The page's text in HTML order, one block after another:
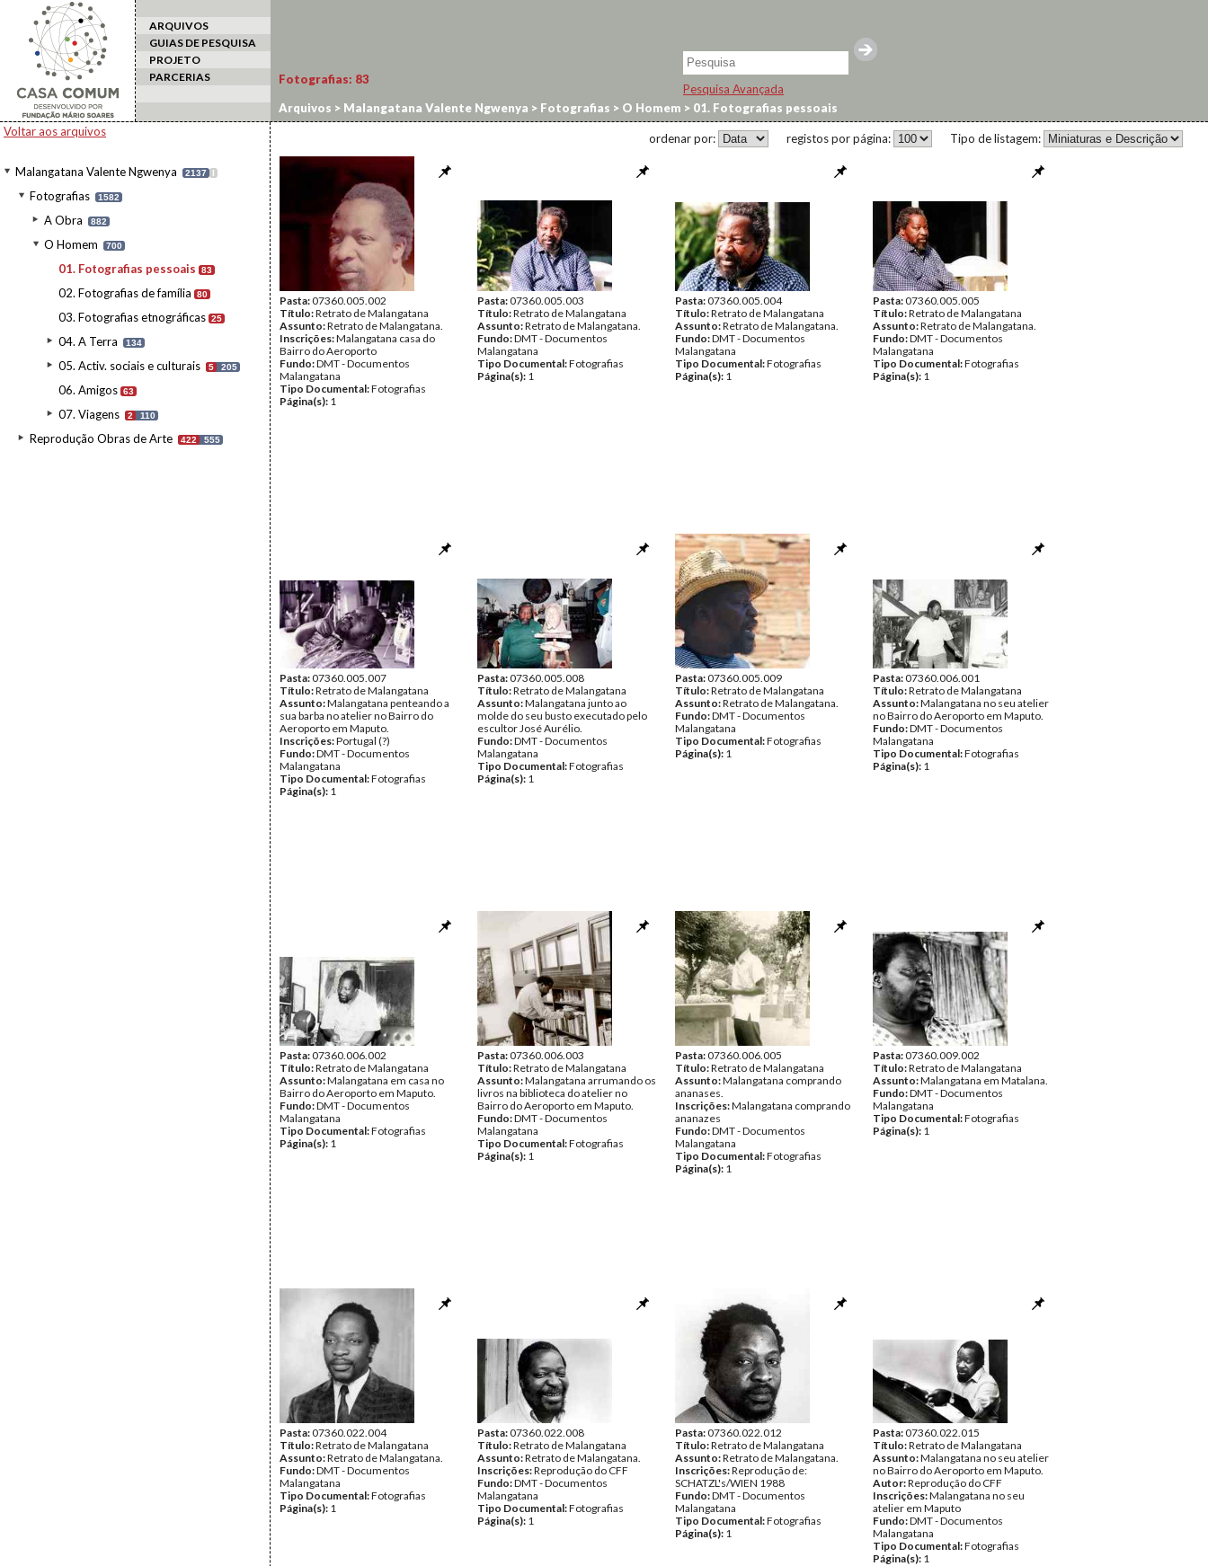
ARQUIVOS
GUIAS DE PESQUISA
PROJETO
PARCERIAS
Pesquisa Avançada
Voltar aos arquivos
Malangatana Valente Ngwenya 2137 I
Fotografias 1582
A Obra 882
O Homem 700
01. Fotografias pessoais 83
02. Fotografias de família 80
03. Fotografias etnográficas 25
04. A Terra 134
05. Activ. sociais e culturais 5 205
06. Amigos 63
07. Viagens 2 110
Reprodução Obras de Arte 422 555
Fotografias: 83
Arquivos > Malangatana Valente Ngwenya > Fotografias > O Homem > 01. Fotografias pessoais
Tipo de listagem:
registos por página:
ordenar por:
Pasta:07360.005.002
Título:Retrato de Malangatana
Assunto:Retrato de Malangatana.
Inscrições:Malangatana casa do
Bairro do Aeroporto
Fundo:DMT - Documentos
Malangatana
Tipo Documental:Fotografias
Página(s): 1
Pasta:07360.005.003
Título:Retrato de Malangatana
Assunto:Retrato de Malangatana.
Fundo:DMT - Documentos
Malangatana
Tipo Documental:Fotografias
Página(s): 1
Pasta:07360.005.004
Título:Retrato de Malangatana
Assunto:Retrato de Malangatana.
Fundo:DMT - Documentos
Malangatana
Tipo Documental:Fotografias
Página(s): 1
Pasta:07360.005.005
Título:Retrato de Malangatana
Assunto:Retrato de Malangatana.
Fundo:DMT - Documentos
Malangatana
Tipo Documental:Fotografias
Página(s): 1
Pasta:07360.005.007
Título:Retrato de Malangatana
Assunto:Malangatana penteando a
sua barba no atelier no Bairro do
Aeroporto em Maputo.
Inscrições:Portugal (?)
Fundo:DMT - Documentos
Malangatana
Tipo Documental:Fotografias
Página(s): 1
Pasta:07360.005.008
Título:Retrato de Malangatana
Assunto:Malangatana junto ao
molde do seu busto executado pelo
escultor José Aurélio.
Fundo:DMT - Documentos
Malangatana
Tipo Documental:Fotografias
Página(s): 1
Pasta:07360.005.009
Título:Retrato de Malangatana
Assunto:Retrato de Malangatana.
Fundo:DMT - Documentos
Malangatana
Tipo Documental:Fotografias
Página(s): 1
Pasta:07360.006.001
Título:Retrato de Malangatana
Assunto:Malangatana no seu atelier
no Bairro do Aeroporto em Maputo.
Fundo:DMT - Documentos
Malangatana
Tipo Documental:Fotografias
Página(s): 1
Pasta:07360.006.002
Título:Retrato de Malangatana
Assunto:Malangatana em casa no
Bairro do Aeroporto em Maputo.
Fundo:DMT - Documentos
Malangatana
Tipo Documental:Fotografias
Página(s): 1
Pasta:07360.006.003
Título:Retrato de Malangatana
Assunto:Malangatana arrumando os
livros na biblioteca do atelier no
Bairro do Aeroporto em Maputo.
Fundo:DMT - Documentos
Malangatana
Tipo Documental:Fotografias
Página(s): 1
Pasta:07360.006.005
Título:Retrato de Malangatana
Assunto:Malangatana comprando
ananases.
Inscrições:Malangatana comprando
ananazes
Fundo:DMT - Documentos
Malangatana
Tipo Documental:Fotografias
Página(s): 1
Pasta:07360.009.002
Título:Retrato de Malangatana
Assunto:Malangatana em Matalana.
Fundo:DMT - Documentos
Malangatana
Tipo Documental:Fotografias
Página(s): 1
Pasta:07360.022.004
Título:Retrato de Malangatana
Assunto:Retrato de Malangatana.
Fundo:DMT - Documentos
Malangatana
Tipo Documental:Fotografias
Página(s): 1
Pasta:07360.022.008
Título:Retrato de Malangatana
Assunto:Retrato de Malangatana.
Inscrições:Reprodução do CFF
Fundo:DMT - Documentos
Malangatana
Tipo Documental:Fotografias
Página(s): 1
Pasta:07360.022.012
Título:Retrato de Malangatana
Assunto:Retrato de Malangatana.
Inscrições:Reprodução de:
SCHATZL's/WIEN 1988
Fundo:DMT - Documentos
Malangatana
Tipo Documental:Fotografias
Página(s): 1
Pasta:07360.022.015
Título:Retrato de Malangatana
Assunto:Malangatana no seu atelier
no Bairro do Aeroporto em Maputo.
Autor:Reprodução do CFF
Inscrições:Malangatana no seu
atelier em Maputo
Fundo:DMT - Documentos
Malangatana
Tipo Documental:Fotografias
Página(s): 1